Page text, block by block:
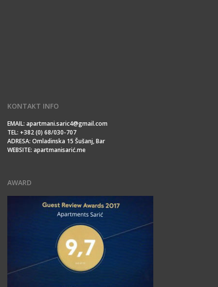
KONTAKT INFO
EMAIL: apartmani.saric4@gmail.com
TEL: +382 (0) 68/030-707
ADRESA: Omladinska 15 Šušanj, Bar
WEBSITE: apartmanisarić.me
AWARD